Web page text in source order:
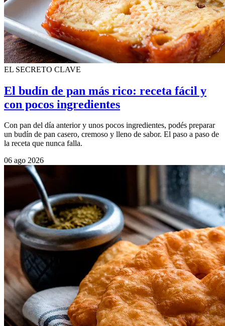
EL SECRETO CLAVE
El budín de pan más rico: receta fácil y
con pocos ingredientes
Con pan del día anterior y unos pocos ingredientes, podés preparar
un budín de pan casero, cremoso y lleno de sabor. El paso a paso de
la receta que nunca falla.
06 ago 2026